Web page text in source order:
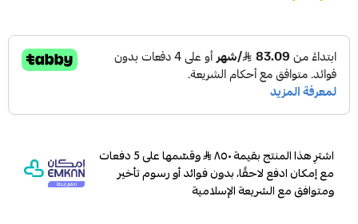
اشترِ هذا المنتج بقيمة ٨٥٠
وقسّمها على 5 دفعات
مع إمكان ادفع لاحقًا، بدون فوائد أو رسوم تأخير
ومتوافق مع الشريعة الإسلامية